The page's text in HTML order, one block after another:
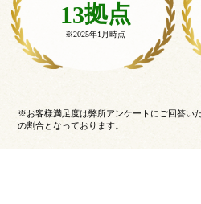
13拠点
※2025年1月時点
※お客様満足度は弊所アンケートにご回答い
の割合となっております。